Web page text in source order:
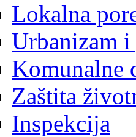
Lokalna
Urbanizam
Komunalne
Zaštita
Inspekcija